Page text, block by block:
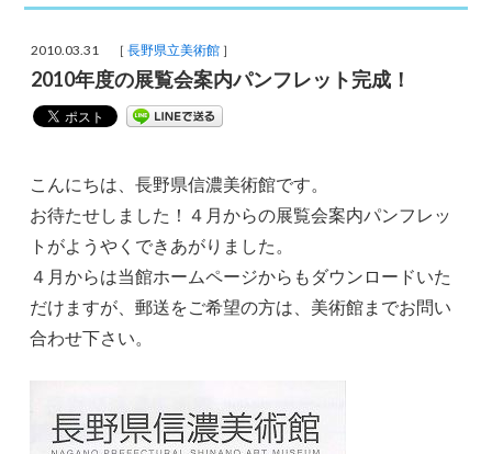
i
2010.03.31 ［長野県立美術館 ］
2010年度の展覧会案内パンフレット完成！
こんにちは、長野県信濃美術館です。
お待たせしました！４月からの展覧会案内パンフレッ
トがようやくできあがりました。
４月からは当館ホームページからもダウンロードいた
だけますが、郵送をご希望の方は、美術館までお問い
合わせ下さい。